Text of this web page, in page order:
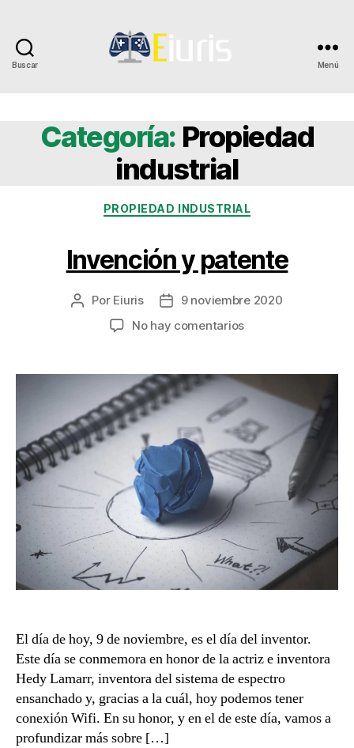
Buscar Menú
Categoría: Propiedad
industrial
Categorías
PROPIEDAD INDUSTRIAL
Invención y patente
Autor
Por Eiuris
Fecha
la
9 noviembre 2020
No hay comentariosen
patente
El día de hoy, 9 de noviembre, es el día del inventor.
Este día se conmemora en honor de la actriz e inventora
Hedy Lamarr, inventora del sistema de espectro
ensanchado y, gracias a la cuál, hoy podemos tener
conexión Wifi. En su honor, y en el de este día, vamos a
profundizar más sobre […]